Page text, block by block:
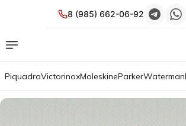
8 (985) 662-06-92
PiquadroVictorinoxMoleskineParkerWaterman